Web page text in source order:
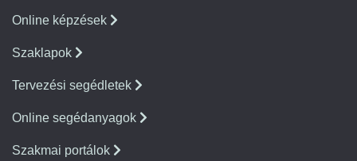
Online képzések
Szaklapok
Tervezési segédletek
Online segédanyagok
Szakmai portálok